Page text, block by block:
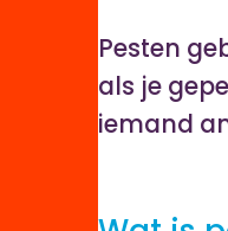
Pesten
als je
iemand